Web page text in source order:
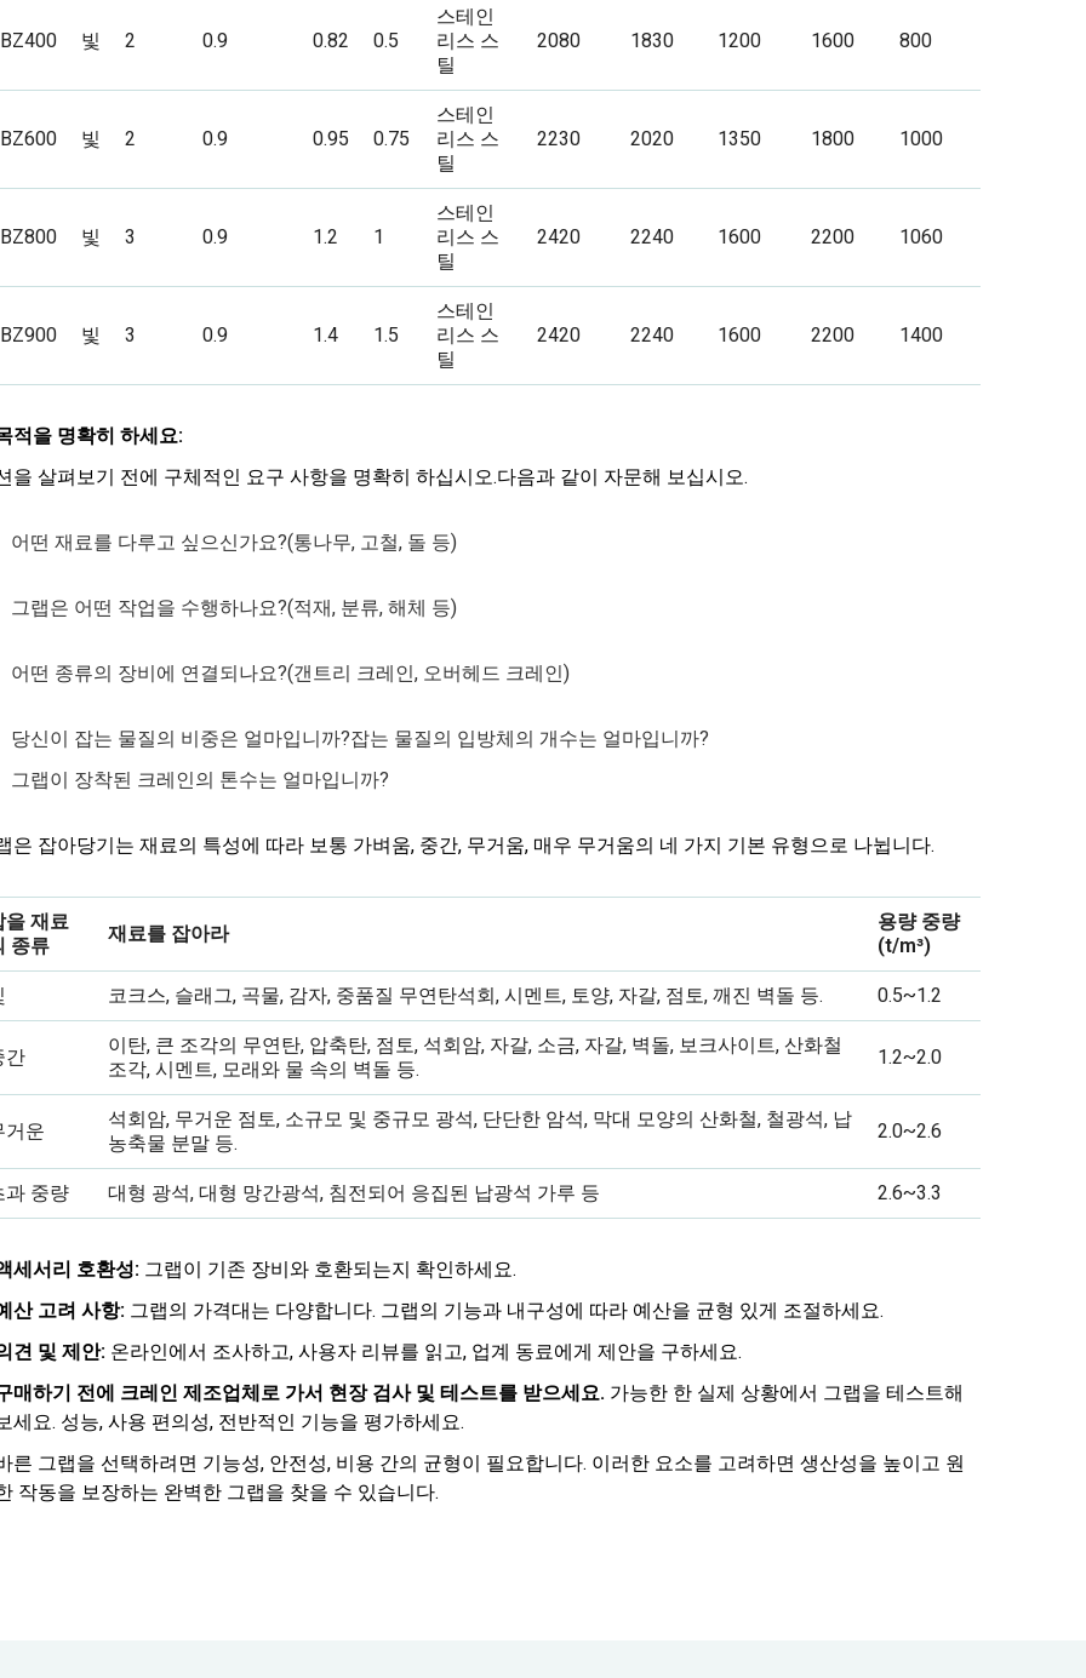
빛 2 0.9 0.82 0.5
스테인
리스 스
틸
2080 1830 1200 1600 800
빛 2 0.9 0.95 0.75
스테인
리스 스
틸
2230 2020 1350 1800 1000
빛 3 0.9 1.2 1
스테인
리스 스
틸
2420 2240 1600 2200 1060
빛 3 0.9 1.4 1.5
스테인
리스 스
틸
2420 2240 1600 2200 1400
적을 명확히 하세요:
을 살펴보기 전에 구체적인 요구 사항을 명확히 하십시오.다음과 같이 자문해 보십시오.
어떤 재료를 다루고 싶으신가요?(통나무, 고철, 돌 등)
그랩은 어떤 작업을 수행하나요?(적재, 분류, 해체 등)
어떤 종류의 장비에 연결되나요?(갠트리 크레인, 오버헤드 크레인)
당신이 잡는 물질의 비중은 얼마입니까?잡는 물질의 입방체의 개수는 얼마입니까?
그랩이 장착된 크레인의 톤수는 얼마입니까?
은 잡아당기는 재료의 특성에 따라 보통 가벼움, 중간, 무거움, 매우 무거움의 네 가지 기본 유형으로 나뉩니다.
을 재료
종류
재료를 잡아라
용량 중량
(t/m³)
코크스, 슬래그, 곡물, 감자, 중품질 무연탄석회, 시멘트, 토양, 자갈, 점토, 깨진 벽돌 등. 0.5~1.2
간
이탄, 큰 조각의 무연탄, 압축탄, 점토, 석회암, 자갈, 소금, 자갈, 벽돌, 보크사이트, 산화철
조각, 시멘트, 모래와 물 속의 벽돌 등.
1.2~2.0
거운
석회암, 무거운 점토, 소규모 및 중규모 광석, 단단한 암석, 막대 모양의 산화철, 철광석, 납
농축물 분말 등.
2.0~2.6
과 중량 대형 광석, 대형 망간광석, 침전되어 응집된 납광석 가루 등 2.6~3.3
세서리 호환성: 그랩이 기존 장비와 호환되는지 확인하세요.
산 고려 사항: 그랩의 가격대는 다양합니다. 그랩의 기능과 내구성에 따라 예산을 균형 있게 조절하세요.
견 및 제안: 온라인에서 조사하고, 사용자 리뷰를 읽고, 업계 동료에게 제안을 구하세요.
매하기 전에 크레인 제조업체로 가서 현장 검사 및 테스트를 받으세요. 가능한 한 실제 상황에서 그랩을 테스트해
세요. 성능, 사용 편의성, 전반적인 기능을 평가하세요.
른 그랩을 선택하려면 기능성, 안전성, 비용 간의 균형이 필요합니다. 이러한 요소를 고려하면 생산성을 높이고 원
작동을 보장하는 완벽한 그랩을 찾을 수 있습니다.